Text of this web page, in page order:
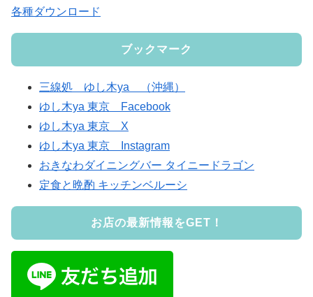
各種ダウンロード
ブックマーク
三線処 ゆし木ya （沖縄）
ゆし木ya 東京 Facebook
ゆし木ya 東京 X
ゆし木ya 東京 Instagram
おきなわダイニングバー タイニードラゴン
定食と晩酌 キッチンベルーシ
お店の最新情報をGET！